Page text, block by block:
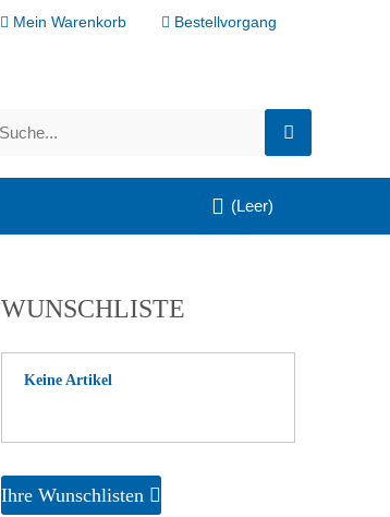
Mein Warenkorb Bestellvorgang
(Leer)
WUNSCHLISTE
Keine Artikel
Ihre Wunschlisten